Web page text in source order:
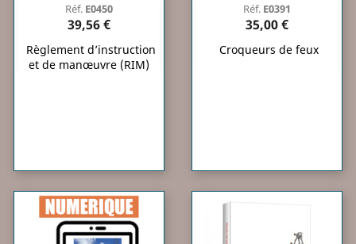
Réf. E0450
39,56 €
Règlement d’instruction
et de manœuvre (RIM)
Réf. E0391
35,00 €
Croqueurs de feux